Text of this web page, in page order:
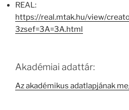
REAL:
https://real.mtak.hu/view/
3zsef=3A=3A.html
Akadémiai adattár:
Az akadémikus adatlapjának